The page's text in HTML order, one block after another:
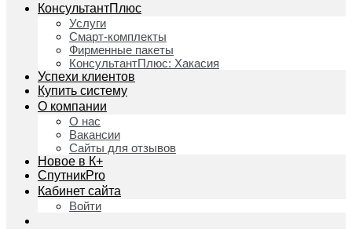
КонсультантПлюс
Услуги
Смарт-комплекты
Фирменные пакеты
КонсультантПлюс: Хакасия
Успехи клиентов
Купить систему
О компании
О нас
Вакансии
Сайты для отзывов
Новое в К+
СпутникPro
Кабинет сайта
Войти